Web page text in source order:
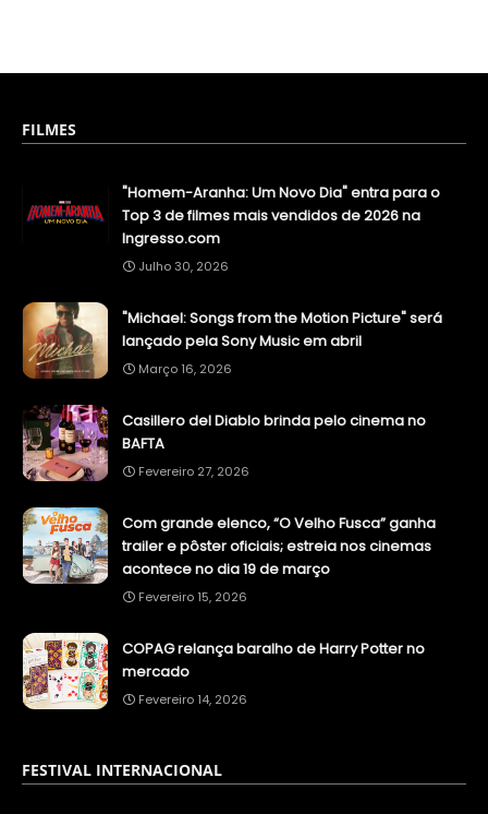
FILMES
"Homem-Aranha: Um Novo Dia" entra para o
Top 3 de filmes mais vendidos de 2026 na
Ingresso.com
Julho 30, 2026
"Michael: Songs from the Motion Picture" será
lançado pela Sony Music em abril
Março 16, 2026
Casillero del Diablo brinda pelo cinema no
BAFTA
Fevereiro 27, 2026
Com grande elenco, “O Velho Fusca” ganha
trailer e pôster oficiais; estreia nos cinemas
acontece no dia 19 de março
Fevereiro 15, 2026
COPAG relança baralho de Harry Potter no
mercado
Fevereiro 14, 2026
FESTIVAL INTERNACIONAL